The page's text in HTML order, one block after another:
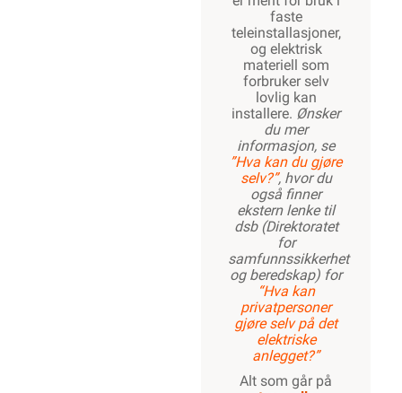
faste
teleinstallasjoner,
og elektrisk
materiell som
forbruker selv
lovlig kan
installere. Ønsker
du mer
informasjon, se
”Hva kan du gjøre
selv?”, hvor du
også finner
ekstern lenke til
dsb (Direktoratet
for
samfunnssikkerhet
og beredskap) for
“Hva kan
privatpersoner
gjøre selv på det
elektriske
anlegget?”
Alt som går på